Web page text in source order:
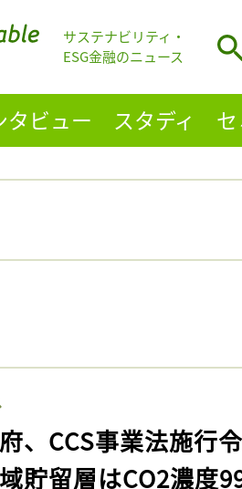
サステナビリティ・
ESG金融のニュース
タビュー スタディ
、CCS事業法施行
貯留層はCO2濃度